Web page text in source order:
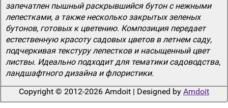
запечатлен пышный раскрывшийся бутон с нежными
лепестками, а также несколько закрытых зеленых
бутонов, готовых к цветению. Композиция передает
естественную красоту садовых цветов в летнем саду,
подчеркивая текстуру лепестков и насыщенный цвет
листвы. Идеально подходит для тематики садоводства,
ландшафтного дизайна и флористики.
Copyright © 2012-2026 Amdoit | Designed by Amdoit